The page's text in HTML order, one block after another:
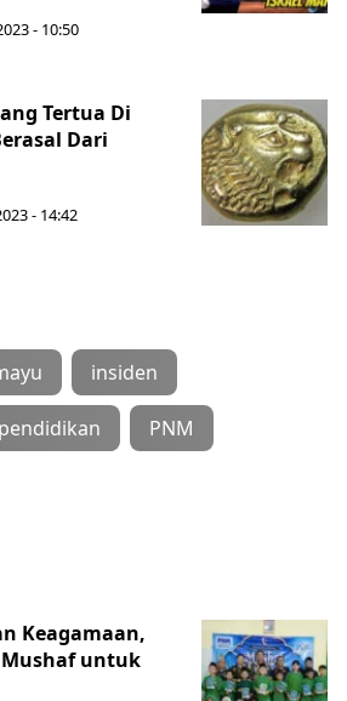
- 10:50
Tertua Di
Dari
- 14:42
insiden
pendidikan PNM
Keagamaan,
untuk